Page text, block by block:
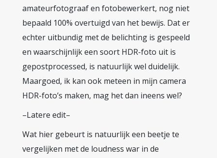
amateurfotograaf en fotobewerkert, nog niet
bepaald 100% overtuigd van het bewijs. Dat er
echter uitbundig met de belichting is gespeeld
en waarschijnlijk een soort HDR-foto uit is
gepostprocessed, is natuurlijk wel duidelijk.
Maargoed, ik kan ook meteen in mijn camera
HDR-foto’s maken, mag het dan ineens wel?
–Latere edit–
Wat hier gebeurt is natuurlijk een beetje te
vergelijken met de loudness war in de